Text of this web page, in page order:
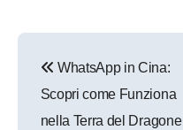
articoli
WhatsApp in Cina:
Scopri come Funziona
nella Terra del Dragone